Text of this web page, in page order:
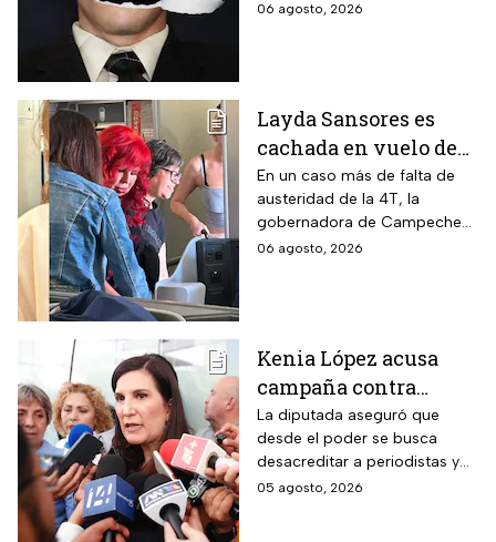
06 agosto, 2026
Layda Sansores es
cachada en vuelo de
primera clase rumbo a
Madrid: ¿Y la
austeridad?
En un caso más de falta de
austeridad de la 4T, la
gobernadora de Campeche
fue captada arribando al viejo
06 agosto, 2026
Kenia López acusa
campaña contra
periodistas y lanza
advertencia por la
libertad de expresión
La diputada aseguró que
desde el poder se busca
desacreditar a periodistas y
medios de comunicación.
05 agosto, 2026